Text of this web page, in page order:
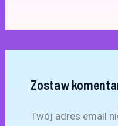
Zostaw
Twój adres email